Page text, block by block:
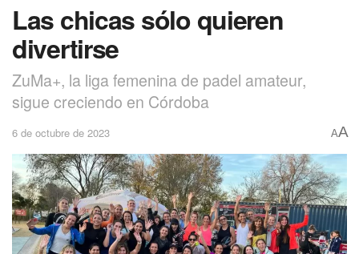
Las chicas sólo quieren
divertirse
ZuMa+, la liga femenina de padel amateur,
sigue creciendo en Córdoba
6 de octubre de 2023 AA